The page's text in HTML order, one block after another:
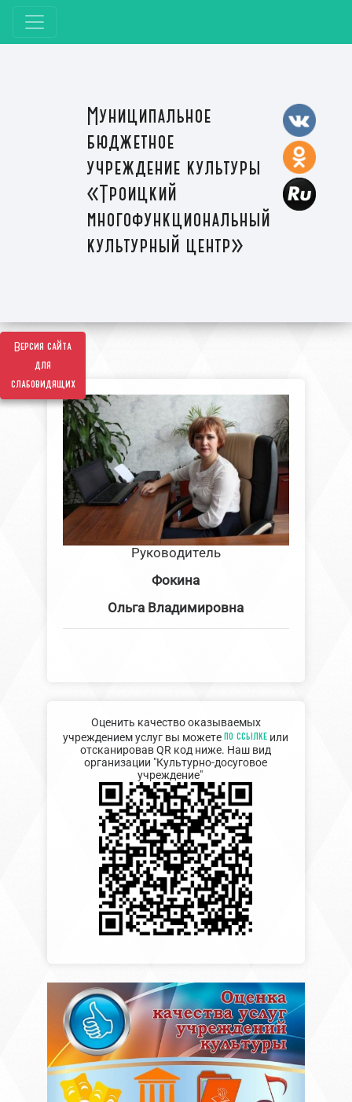
Версия сайта
для
слабовидящих
Муниципальное
бюджетное
учреждение культуры
«Троицкий
многофункциональный
культурный центр»
Руководитель
Фокина
Ольга Владимировна
Оценить качество оказываемых
учреждением услуг вы можетепо ссылке или
отсканировав QR код ниже. Наш вид
организации "Культурно-досуговое
учреждение"